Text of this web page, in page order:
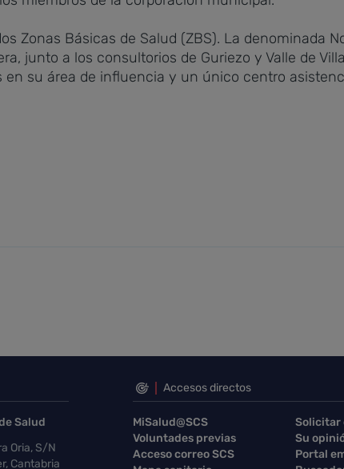
Zonas Básicas de Salud (ZBS). La denominada
junto a los consultorios de Guriezo y Valle de
en su área de influencia y un único centro
Salud
Oria, S/N
Cantabria
Accesos directos
MiSalud@SCS Solicitar
Voluntades previas
Su
Acceso correo SCS
Portal